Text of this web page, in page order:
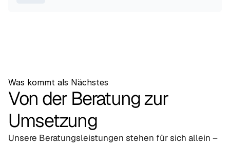
Was kommt als Nächstes
Von der Beratung zur
Umsetzung
Unsere Beratungsleistungen stehen für sich allein –